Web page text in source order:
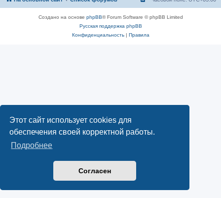
Этот сайт использует cookies для
обеспечения своей корректной работы.
Подробнее
Согласен
Создано на основе phpBB® Forum Software © phpBB Limited
Русская поддержка phpBB
Конфиденциальность| Правила